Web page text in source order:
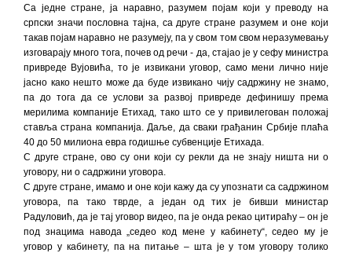
Са једне стране, ја наравно, разумем појам који у преводу на
српски значи пословна тајна, са друге стране разумем и оне који
такав појам наравно не разумеју, па у свом том свом неразумевању
изговарају много тога, почев од речи - да, стајао је у сефу министра
привреде Вујовића, то је извикани уговор, само мени лично није
јасно како нешто може да буде извикано чију садржину не знамо,
па до тога да се услови за развој привреде дефинишу према
мерилима компаније Етихад, тако што се у привилегован положај
ставља страна компанија. Даље, да сваки грађанин Србије плаћа
40 до 50 милиона евра годишње субвенције Етихада.
С друге стране, ово су они који су рекли да не знају ништа ни о
уговору, ни о садржини уговора.
С друге стране, имамо и оне који кажу да су упознати са садржином
уговора, па тако тврде, а један од тих је бивши министар
Радуловић, да је тај уговор видео, па је онда рекао цитираћу – он је
под знацима навода „седео код мене у кабинету“, седео му је
уговор у кабинету, па на питање – шта је у том уговору толико